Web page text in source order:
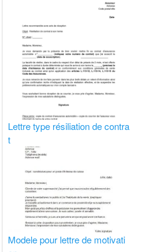
Lettre type résiliation de contra
t
Modele pour lettre de motivati